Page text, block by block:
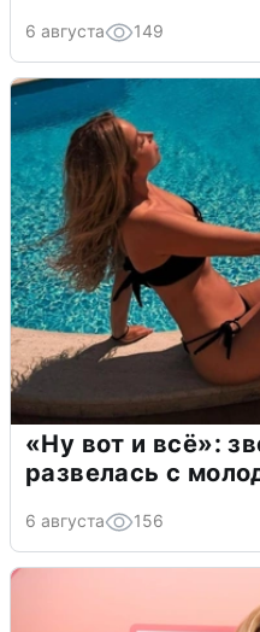
6 августа 149
«Ну вот и всё»:
развелась с
6 августа 156